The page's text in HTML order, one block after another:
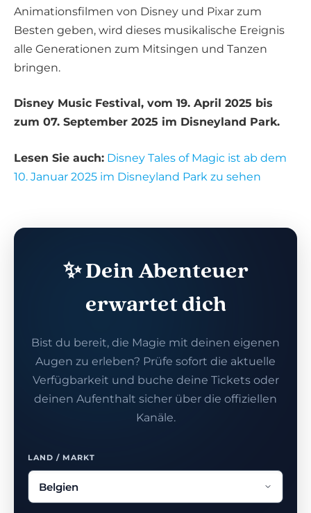
Animationsfilmen von Disney und Pixar zum
Besten geben, wird dieses musikalische Ereignis
alle Generationen zum Mitsingen und Tanzen
bringen.
Disney Music Festival, vom 19. April 2025 bis
zum 07. September 2025 im Disneyland Park.
Lesen Sie auch: Disney Tales of Magic ist ab dem
10. Januar 2025 im Disneyland Park zu sehen
✨ Dein Abenteuer
erwartet dich
Bist du bereit, die Magie mit deinen eigenen
Augen zu erleben? Prüfe sofort die aktuelle
Verfügbarkeit und buche deine Tickets oder
deinen Aufenthalt sicher über die offiziellen
Kanäle.
LAND / MARKT